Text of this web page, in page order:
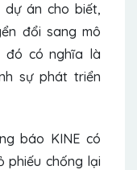
dự án cho biết,
đổi sang mô
đó có nghĩa là
sự phát triển
báo KINE có
phiếu chống lại